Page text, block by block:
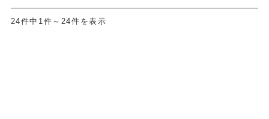
24件中1件～24件を表示